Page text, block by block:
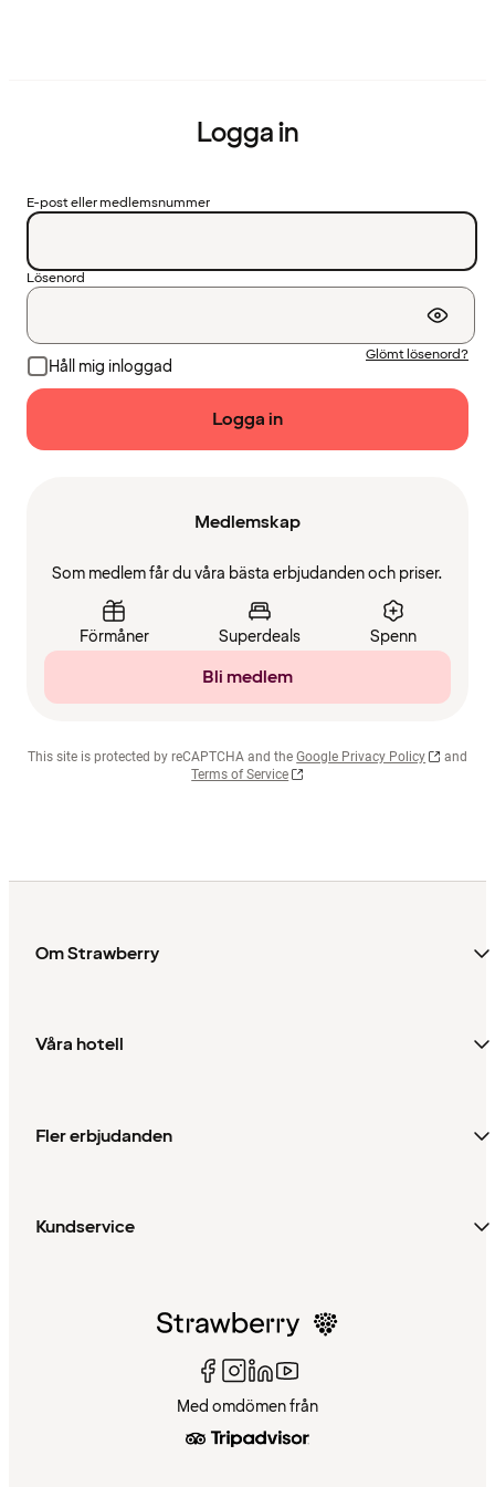
Logga in
E-post eller medlemsnummer
Lösenord
Håll mig inloggad
Glömt lösenord?
Logga in
Medlemskap
Som medlem får du våra bästa erbjudanden och priser.
Förmåner Superdeals Spenn
Bli medlem
This site is protected by reCAPTCHA and the Google Privacy Policy
and
Terms of Service
Om Strawberry
Våra hotell
Fler erbjudanden
Kundservice
Med omdömen från